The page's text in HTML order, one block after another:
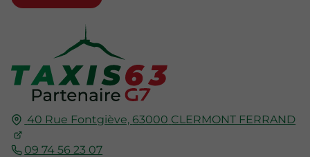
40 Rue Fontgiève, 63000 CLERMONT FERRAND
09 74 56 23 07